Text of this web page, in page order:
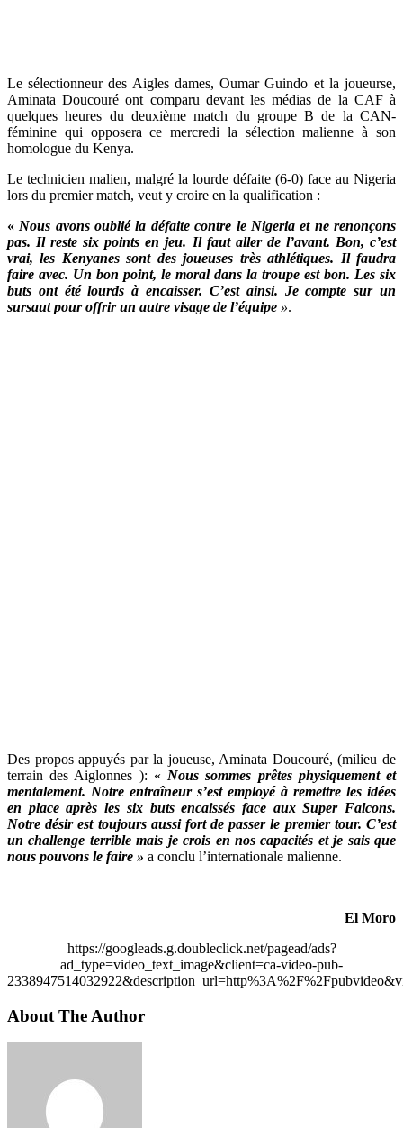
Le sélectionneur des Aigles dames, Oumar Guindo et la joueurse,
Aminata Doucouré ont comparu devant les médias de la CAF à
quelques heures du deuxième match du groupe B de la CAN-
féminine qui opposera ce mercredi la sélection malienne à son
homologue du Kenya.
Le technicien malien, malgré la lourde défaite (6-0) face au Nigeria
lors du premier match, veut y croire en la qualification :
« Nous avons oubliéla défaite contre le Nigeria et ne renonçons
pas. Il reste six points en jeu. Il faut aller de l’avant. Bon, c’est
vrai, les Kenyanes sont des joueuses très athlétiques. Il faudra
faire avec. Un bon point, le moral dans la troupe est bon. Les six
buts ont été lourds à encaisser. C’est ainsi. Je compte sur un
sursaut pour offrir un autre visage de l’équipe ».
Des propos appuyés par la joueuse, Aminata Doucouré, (milieu de
terrain des Aiglonnes ): « Nous sommes prêtes physiquement et
mentalement. Notre entraîneur s’est employé à remettre les idées
en place après les six buts encaissés face aux Super Falcons.
Notre désir est toujours aussi fort de passer le premier tour. C’est
un challenge terrible mais je crois en nos capacités et je sais que
nous pouvons le faire » a conclu l’internationale malienne.
El Moro
https://googleads.g.doubleclick.net/pagead/ads?
ad_type=video_text_image&client=ca-video-pub-
About The Author